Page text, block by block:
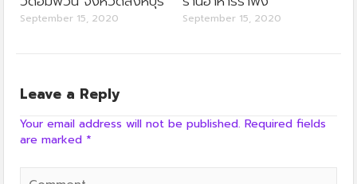
September 15, 2020 September 15, 2020
Leave a Reply
Your email address will not be published. Required fields
are marked *